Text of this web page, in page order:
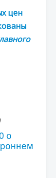
цен
о